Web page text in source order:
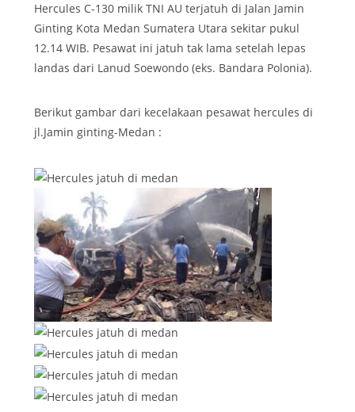
Hercules C-130 milik TNI AU terjatuh di Jalan Jamin
Ginting Kota Medan Sumatera Utara sekitar pukul
12.14 WIB. Pesawat ini jatuh tak lama setelah lepas
landas dari Lanud Soewondo (eks. Bandara Polonia).
Berikut gambar dari kecelakaan pesawat hercules di
jl.Jamin ginting-Medan :